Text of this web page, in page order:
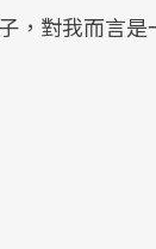
，對我而言